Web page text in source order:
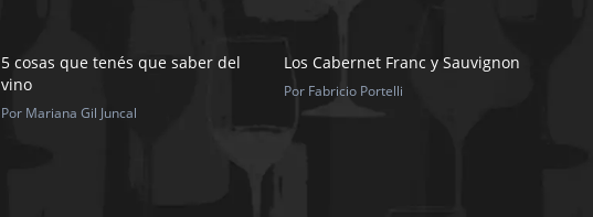
5 cosas que tenés que saber del
vino
Por Mariana Gil Juncal
Los Cabernet Franc y Sauvignon
Por Fabricio Portelli